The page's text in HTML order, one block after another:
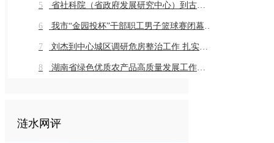
5 省社科院（省政府发展研究中心）到古仙界村调研乡村振兴工作
6 我市“金园投杯”干部职工男子篮球赛闭幕 市直组高新金园代表队 乡镇组桥头河镇代表队获得冠军
7 刘杰到中心城区调研危房整治工作 扎实推进危房整治工作 切实保障群众住房安全
8 湖南省绿色优质农产品高质量发展工作推进会在我市召开
涟水网评